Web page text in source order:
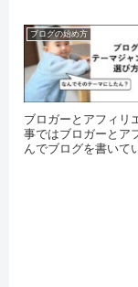
ブログの始め方
ブロガーとアフィリ
事ではブロガーとア
んでブログを書いて